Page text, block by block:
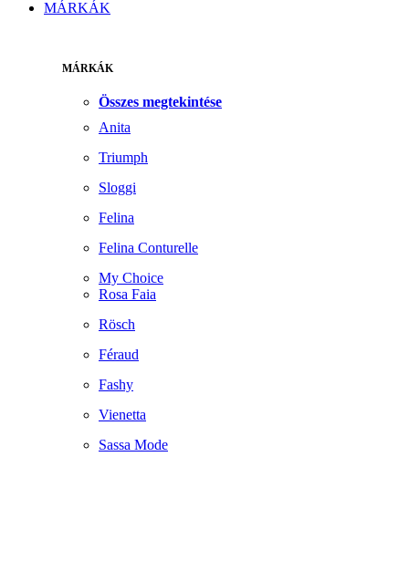
MÁRKÁK
MÁRKÁK
Összes megtekintése
Anita
Triumph
Sloggi
Felina
Felina Conturelle
My Choice
Rosa Faia
Rösch
Féraud
Fashy
Vienetta
Sassa Mode